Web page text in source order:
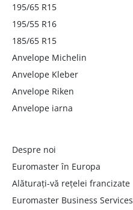
195/65 R15
195/55 R16
185/65 R15
Anvelope Michelin
Anvelope Kleber
Anvelope Riken
Anvelope iarna
Despre noi
Euromaster în Europa
Alăturați-vă rețelei francizate
Euromaster Business Services